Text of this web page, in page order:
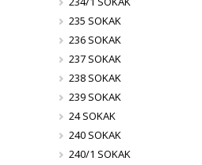
235 SOKAK
236 SOKAK
237 SOKAK
238 SOKAK
239 SOKAK
24 SOKAK
240 SOKAK
240/1 SOKAK